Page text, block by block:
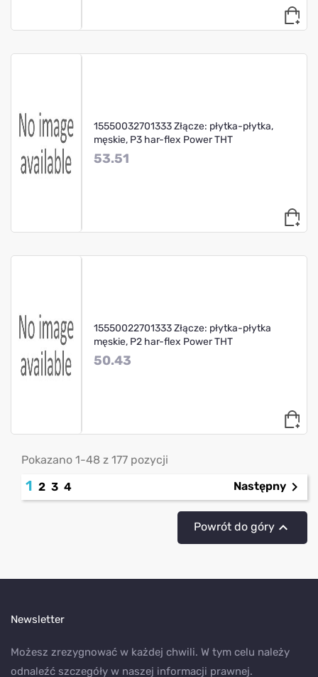
15550032701333 Złącze: płytka-płytka,
męskie, P3 har-flex Power THT
53.51
15550022701333 Złącze: płytka-płytka
męskie, P2 har-flex Power THT
50.43
Pokazano 1-48 z 177 pozycji
1 2 3 4 Następny 
Powrót do góry
Newsletter
Możesz zrezygnować w każdej chwili. W tym celu należy
odnaleźć szczegóły w naszej informacji prawnej.